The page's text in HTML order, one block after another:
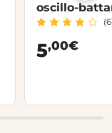
oscillo-
5,00€